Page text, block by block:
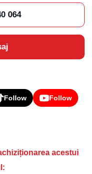
064
Follow Follow
acestui